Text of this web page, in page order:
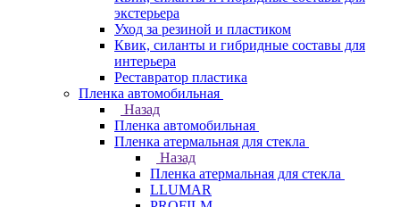
экстерьера
Уход за резиной и пластиком
Квик, силанты и гибридные составы для
интерьера
Реставратор пластика
Пленка автомобильная
Назад
Пленка автомобильная
Пленка атермальная для стекла
Назад
Пленка атермальная для стекла
LLUMAR